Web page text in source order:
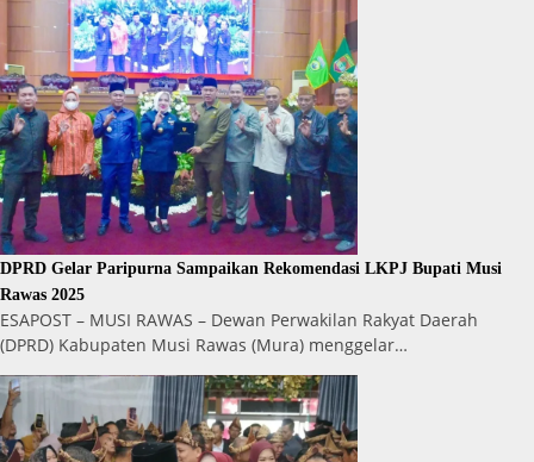
DPRD Gelar Paripurna Sampaikan Rekomendasi LKPJ Bupati Musi
Rawas 2025
ESAPOST – MUSI RAWAS – Dewan Perwakilan Rakyat Daerah
(DPRD) Kabupaten Musi Rawas (Mura) menggelar…